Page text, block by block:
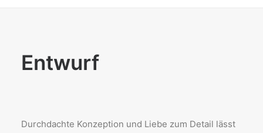
Entwurf
Durchdachte Konzeption und Liebe zum Detail lässt